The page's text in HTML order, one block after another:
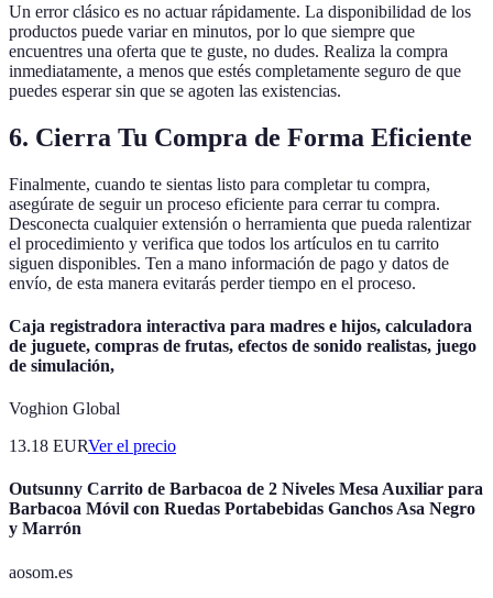
Un error clásico es no actuar rápidamente. La disponibilidad de los
productos puede variar en minutos, por lo que siempre que
encuentres una oferta que te guste, no dudes. Realiza la compra
inmediatamente, a menos que estés completamente seguro de que
puedes esperar sin que se agoten las existencias.
6. Cierra Tu Compra de Forma Eficiente
Finalmente, cuando te sientas listo para completar tu compra,
asegúrate de seguir un proceso eficiente para cerrar tu compra.
Desconecta cualquier extensión o herramienta que pueda ralentizar
el procedimiento y verifica que todos los artículos en tu carrito
siguen disponibles. Ten a mano información de pago y datos de
envío, de esta manera evitarás perder tiempo en el proceso.
Caja registradora interactiva para madres e hijos, calculadora
de juguete, compras de frutas, efectos de sonido realistas, juego
de simulación,
Voghion Global
13.18 EURVer el precio
Outsunny Carrito de Barbacoa de 2 Niveles Mesa Auxiliar para
Barbacoa Móvil con Ruedas Portabebidas Ganchos Asa Negro
y Marrón
aosom.es